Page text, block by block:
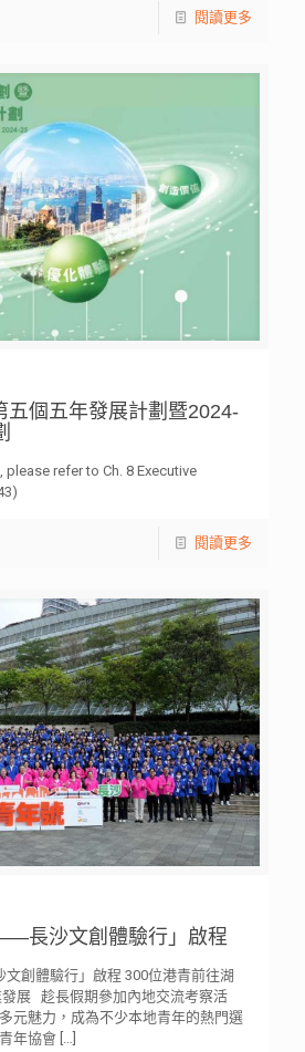
閱讀更多
五個五年發展計劃暨2024-
please refer to Ch. 8 Executive
閱讀更多
長沙文創體驗行」啟程
文創體驗行」啟程 300位港青前往湖
展 趁長假期參加內地交流考察活
元魅力，成為不少本地青年的熱門選
年協會[…]